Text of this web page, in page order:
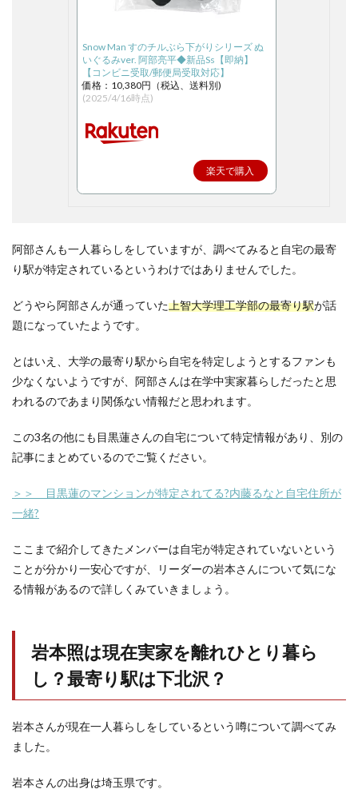
Snow Man すのチルぶら下がりシリーズ ぬ
いぐるみver. 阿部亮平◆新品Ss【即納】
【コンビニ受取/郵便局受取対応】
価格：10,380円（税込、送料別)
(2025/4/16時点)
楽天で購入
阿部さんも一人暮らしをしていますが、調べてみると自宅の最寄
り駅が特定されているというわけではありませんでした。
どうやら阿部さんが通っていた上智大学理工学部の最寄り駅が話
題になっていたようです。
とはいえ、大学の最寄り駅から自宅を特定しようとするファンも
少なくないようですが、阿部さんは在学中実家暮らしだったと思
われるのであまり関係ない情報だと思われます。
この3名の他にも目黒蓮さんの自宅について特定情報があり、別の
記事にまとめているのでご覧ください。
＞＞ 目黒蓮のマンションが特定されてる?内藤るなと自宅住所が
一緒?
ここまで紹介してきたメンバーは自宅が特定されていないという
ことが分かり一安心ですが、リーダーの岩本さんについて気にな
る情報があるので詳しくみていきましょう。
岩本照は現在実家を離れひとり暮ら
し？最寄り駅は下北沢？
岩本さんが現在一人暮らしをしているという噂について調べてみ
ました。
岩本さんの出身は埼玉県です。